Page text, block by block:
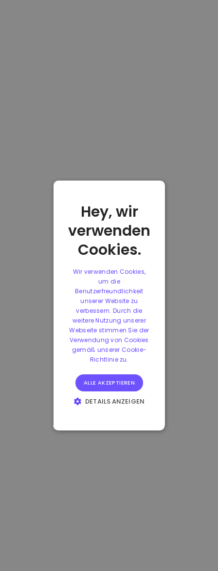
Hey, wir
verwenden
Cookies.
Wir verwenden Cookies,
um die
Benutzerfreundlichkeit
unserer Website zu
verbessern. Durch die
weitere Nutzung unserer
Webseite stimmen Sie der
Verwendung von Cookies
gemäß unserer Cookie-
Richtlinie zu.
ALLE AKZEPTIEREN
DETAILS ANZEIGEN